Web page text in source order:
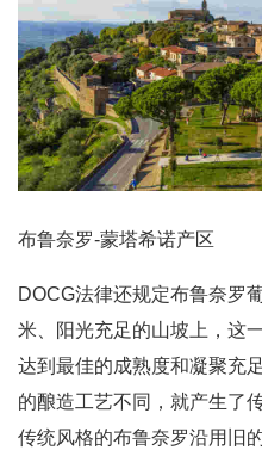
布鲁奈罗-蒙塔希诺产区
DOCG法律还规定布鲁奈罗
米、阳光充足的山坡上，这
达到最佳的成熟度和凝聚充
的酿造工艺不同，就产生了
传统风格的布鲁奈罗沿用旧